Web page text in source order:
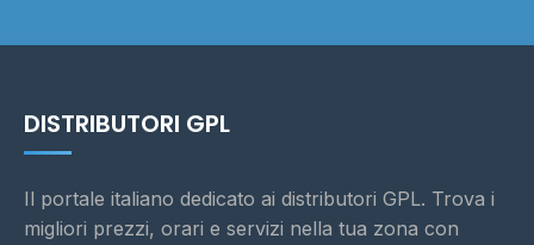
DISTRIBUTORI GPL
Il portale italiano dedicato ai distributori GPL. Trova i
migliori prezzi, orari e servizi nella tua zona con